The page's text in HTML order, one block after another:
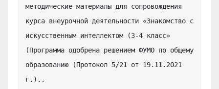
методические материалы для сопровождения
курса внеурочной деятельности «Знакомство с
искусственным интеллектом (3-4 класс»
(Программа одобрена решением ФУМО по общему
образованию (Протокол 5/21 от 19.11.2021
г.)..